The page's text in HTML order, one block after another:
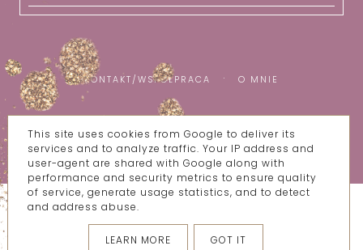
KONTAKT/WSPÓŁPRACA O MNIE
COPYRIGHT ©WSZYSTKIE MOJE BZIKI
BLOG DESIGN:
This site uses cookies from Google to deliver its
services and to analyze traffic. Your IP address and
user-agent are shared with Google along with
performance and security metrics to ensure quality
of service, generate usage statistics, and to detect
and address abuse.
LEARN MORE GOT IT